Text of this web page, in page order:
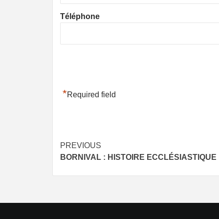
Téléphone
*Required field
Post
navigation
PREVIOUS
BORNIVAL : HISTOIRE ECCLÉSIASTIQUE